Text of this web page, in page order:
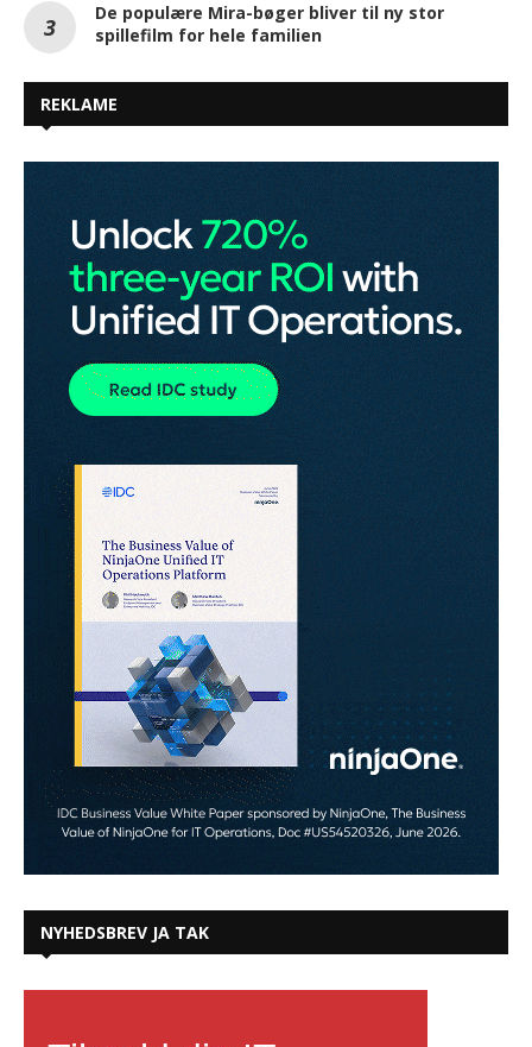
De populære Mira-bøger bliver til ny stor
spillefilm for hele familien
REKLAME
NYHEDSBREV JA TAK